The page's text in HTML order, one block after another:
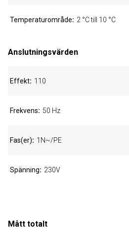
Temperaturområde 2 °C till 10 °C
Anslutningsvärden
Effekt 110
Frekvens 50 Hz
Fas(er) 1N~/PE
Spänning 230V
Mått totalt